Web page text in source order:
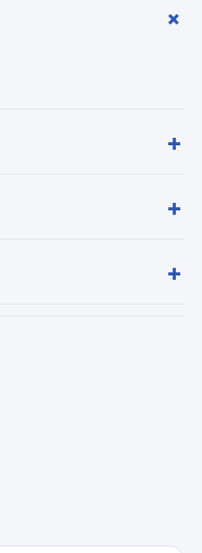
+
+
+
+